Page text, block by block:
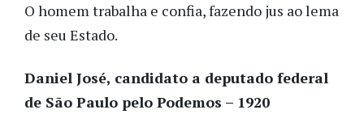
O homem trabalha e confia, fazendo jus ao lema
de seu Estado.
Daniel José, candidato a deputado federal
de São Paulo pelo Podemos – 1920